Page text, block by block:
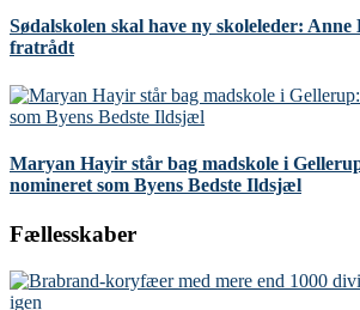
Sødalskolen skal have ny skoleleder:
fratrådt
Maryan Hayir står bag madskole i
nomineret som Byens Bedste Ildsjæl
Fællesskaber